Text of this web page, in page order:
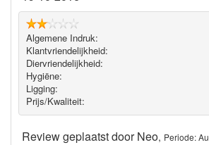
Algemene Indruk:
Klantvriendelijkheid:
Diervriendelijkheid:
Hygiëne‎:
Ligging:
Prijs/Kwaliteit:
Review geplaatst doorNeo, Periode: